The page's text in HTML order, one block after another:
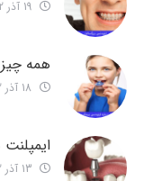
همه